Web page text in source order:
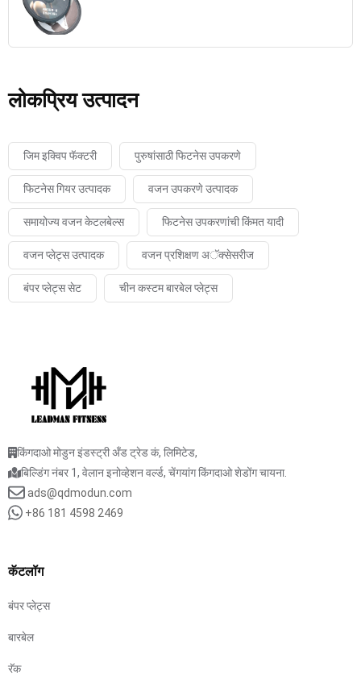
लोकप्रिय उत्पादन
जिम इक्विप फॅक्टरी पुरुषांसाठी फिटनेस उपकरणे
फिटनेस गियर उत्पादक वजन उपकरणे उत्पादक
समायोज्य वजन केटलबेल्स फिटनेस उपकरणांची किंमत यादी
वजन प्लेट्स उत्पादक वजन प्रशिक्षण अॅक्सेसरीज
बंपर प्लेट्स सेट चीन कस्टम बारबेल प्लेट्स
किंगदाओ मोडुन इंडस्ट्री अँड ट्रेड कं, लिमिटेड,
बिल्डिंग नंबर 1, वेलान इनोव्हेशन वर्ल्ड, चेंगयांग किंगदाओ शेडोंग चायना.
ads@qdmodun.com
+86 181 4598 2469
कॅटलॉग
बंपर प्लेट्स
बारबेल
रॅक